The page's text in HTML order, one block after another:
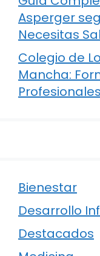
Asperger
Necesitas
Colegio de
Mancha:
Profesionales
Bienestar
Desarrollo
Destacados